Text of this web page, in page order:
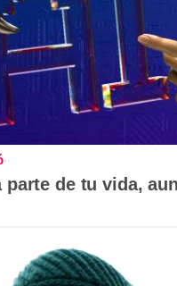
parte de tu vida,